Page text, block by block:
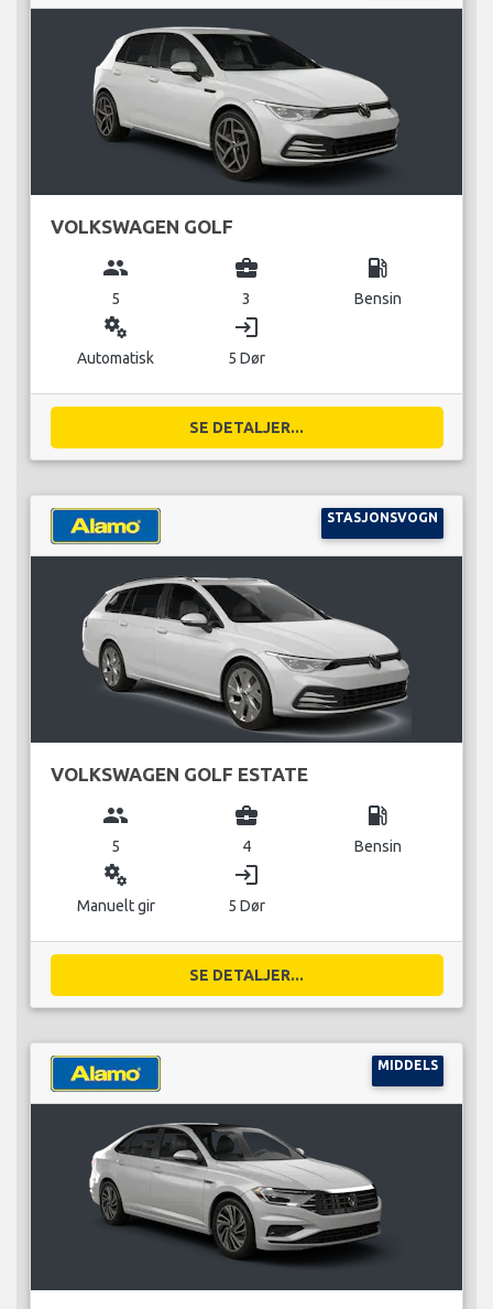
VOLKSWAGEN GOLF
group
5
business_center
3
local_gas_station
Bensin
miscellaneous_services
Automatisk
login
5 Dør
SE DETALJER...
STASJONSVOGN
VOLKSWAGEN GOLF ESTATE
group
5
business_center
4
local_gas_station
Bensin
miscellaneous_services
Manuelt gir
login
5 Dør
SE DETALJER...
MIDDELS